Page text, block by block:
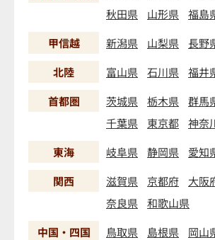
秋田県
山形県
福島
甲信越
新潟県 山梨県
長野
北陸
富山県 石川県
福井
首都圏
茨城県 栃木県 群馬
千葉県
東京都
神奈
東海
岐阜県 静岡県 愛知
関西
滋賀県 京都府 大阪
奈良県
和歌山県
中国・四国
鳥取県 島根県 岡山